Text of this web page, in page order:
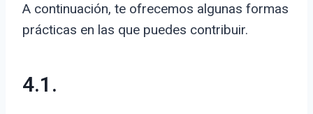
A continuación, te ofrecemos algunas formas
prácticas en las que puedes contribuir.
4.1.